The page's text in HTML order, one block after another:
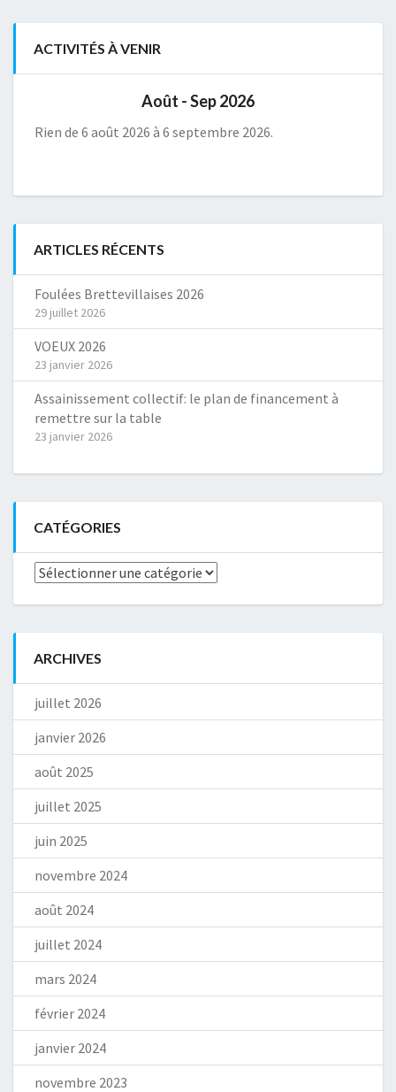
ACTIVITÉS À VENIR
Août - Sep 2026
Rien de 6 août 2026 à 6 septembre 2026.
ARTICLES RÉCENTS
Foulées Brettevillaises 2026
29 juillet 2026
VOEUX 2026
23 janvier 2026
Assainissement collectif: le plan de financement à
remettre sur la table
23 janvier 2026
CATÉGORIES
Catégories
ARCHIVES
juillet 2026
janvier 2026
août 2025
juillet 2025
juin 2025
novembre 2024
août 2024
juillet 2024
mars 2024
février 2024
janvier 2024
novembre 2023